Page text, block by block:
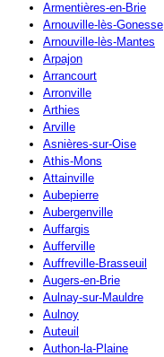
Armentières-en-Brie
Arnouville-lès-Gonesse
Arnouville-lès-Mantes
Arpajon
Arrancourt
Arronville
Arthies
Arville
Asnières-sur-Oise
Athis-Mons
Attainville
Aubepierre
Aubergenville
Auffargis
Aufferville
Auffreville-Brasseuil
Augers-en-Brie
Aulnay-sur-Mauldre
Aulnoy
Auteuil
Authon-la-Plaine